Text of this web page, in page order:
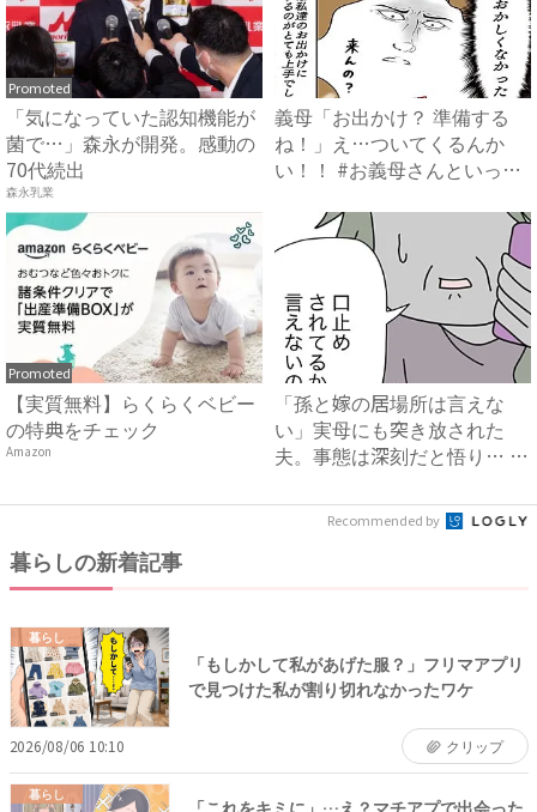
Promoted
「気になっていた認知機能が
菌で…」森永が開発。感動の
70代続出
森永乳業
義母「お出かけ？ 準備する
ね！」え…ついてくるんか
い！！ #お義母さんといっし
Promoted
【実質無料】らくらくベビー
の特典をチェック
Amazon
「孫と嫁の居場所は言えな
い」実母にも突き放された
夫。事態は深刻だと悟り… #
Recommended by
暮らしの新着記事
暮らし
「もしかして私があげた服？」フリマアプリ
で見つけた私が割り切れなかったワケ
2026/08/06 10:10 クリップ
暮らし